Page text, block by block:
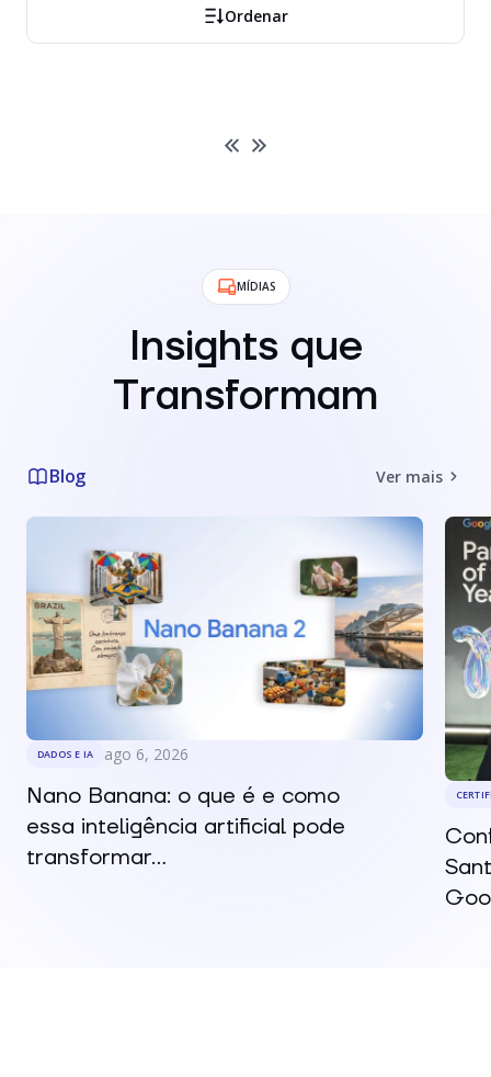
Ordenar
MÍDIAS
Insights que
Transformam
Blog Ver mais
DADOS E IA ago 6, 2026
Nano Banana: o que é e como
essa inteligência artificial pode
transformar...